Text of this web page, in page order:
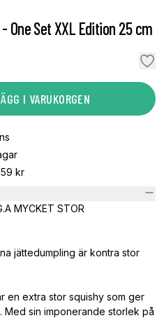
One Set XXL Edition 25 cm
I VARUKORGEN
kr
MYCKET STOR
jättedumpling är kontra stor
en extra stor squishy som ger
Med sin imponerande storlek på